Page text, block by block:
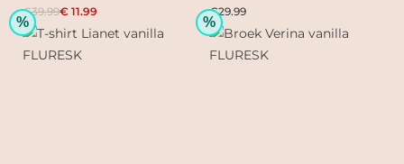
€39.99€ 11.99 €29.99
% %